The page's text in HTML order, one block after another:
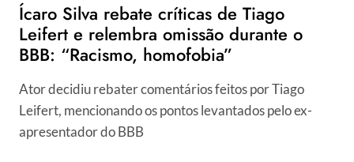
Ícaro Silva rebate críticas de Tiago
Leifert e relembra omissão durante o
BBB: “Racismo, homofobia”
Ator decidiu rebater comentários feitos por Tiago
Leifert, mencionando os pontos levantados pelo ex-
apresentador do BBB